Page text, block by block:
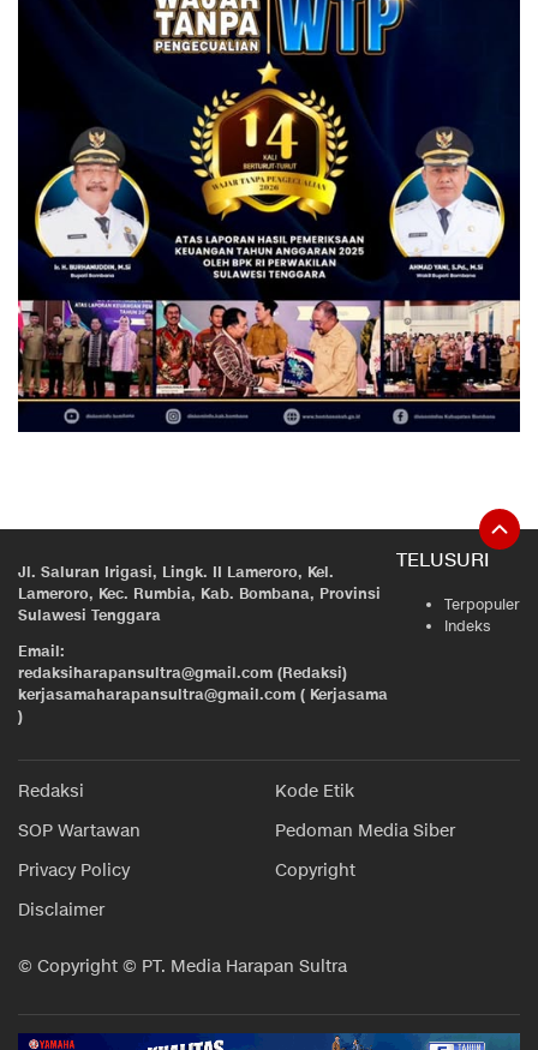
Jl. Saluran Irigasi, Lingk. II Lameroro, Kel.
Lameroro, Kec. Rumbia, Kab. Bombana, Provinsi
Sulawesi Tenggara
Email:
redaksiharapansultra@gmail.com (Redaksi)
kerjasamaharapansultra@gmail.com ( Kerjasama
)
TELUSURI
Terpopuler
Indeks
Redaksi
Kode Etik
SOP Wartawan
Pedoman Media Siber
Privacy Policy
Copyright
Disclaimer
© Copyright © PT. Media Harapan Sultra